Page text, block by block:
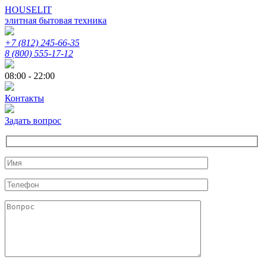
HOUSELIT
элитная бытовая техника
+7 (812) 245-66-35
8 (800) 555-17-12
08:00 - 22:00
Контакты
Задать вопрос